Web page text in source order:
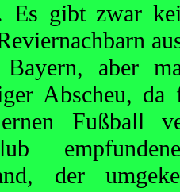
Es gibt zwar
aber
Abscheu,
Fußball
der